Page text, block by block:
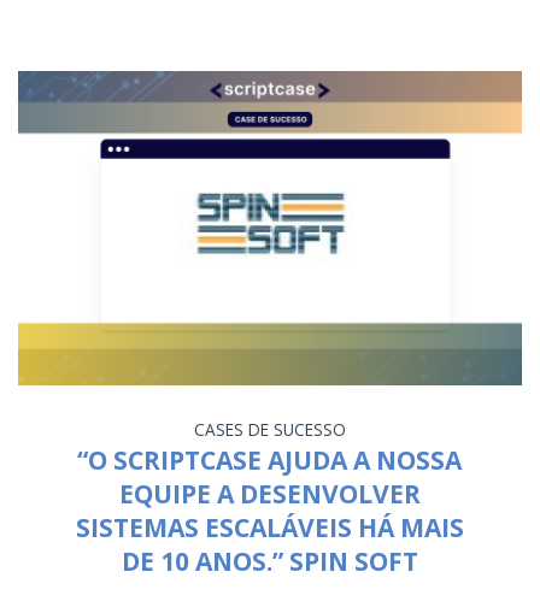
CASES DE SUCESSO
“O SCRIPTCASE AJUDA A NOSSA
EQUIPE A DESENVOLVER
SISTEMAS ESCALÁVEIS HÁ MAIS
DE 10 ANOS.” SPIN SOFT